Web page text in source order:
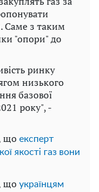
Саме з таким
"опори" до
ринку
низького
базової
року", -
що експерт
якості газ вони
що українцям